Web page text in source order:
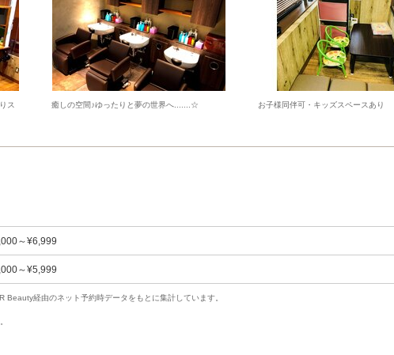
ス
癒しの空間♪ゆったりと夢の世界へ.......☆ お子様同伴可・キッズスペースあり
～¥6,999
～¥5,999
経由のネット予約時データをもとに集計しています。